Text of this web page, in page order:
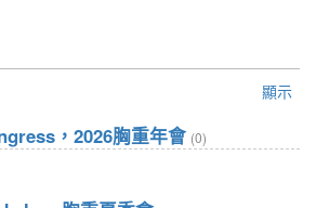
顯示
，2026胸重年會 (0)